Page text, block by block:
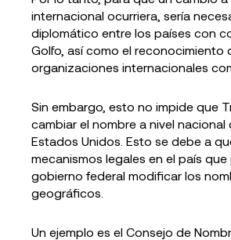
internacional ocurriera, sería
diplomático entre los países con
Golfo, así como el reconocimiento
organizaciones internacionales
Sin embargo, esto no impide que
cambiar el nombre a nivel
Estados Unidos. Esto se debe a
mecanismos legales en el país que
gobierno federal modificar los
geográficos.
Un ejemplo es el Consejo de